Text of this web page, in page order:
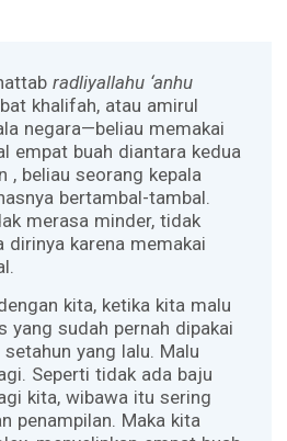
radliyallahu ‘anhu
khalifah, atau amirul
negara—beliau memakai
empat buah diantara kedua
, beliau seorang kepala
bertambal-tambal.
merasa minder, tidak
dirinya karena memakai
kita, ketika kita malu
yang sudah pernah dipakai
yang lalu. Malu
Seperti tidak ada baju
kita, wibawa itu sering
penampilan. Maka kita